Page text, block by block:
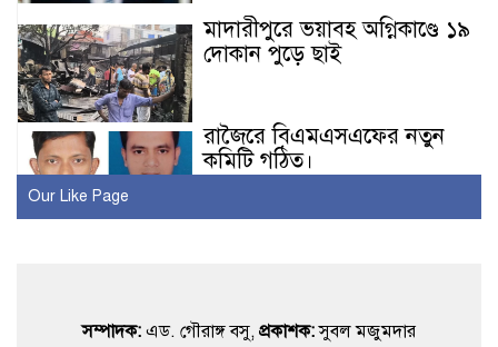
মাদারীপুরে ভয়াবহ অগ্নিকাণ্ডে ১৯
দোকান পুড়ে ছাই
রাজৈরে বিএমএসএফের নতুন
কমিটি গঠিত।
Our Like Page
সম্পাদক: এড. গৌরাঙ্গ বসু, প্রকাশক:সুবল মজুমদার